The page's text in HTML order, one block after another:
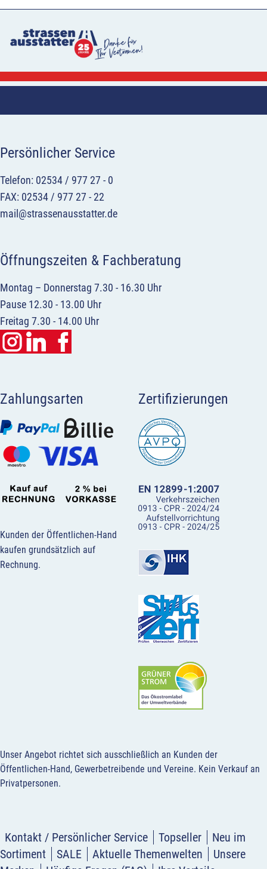
Persönlicher Service
Telefon: 02534 / 977 27 - 0
FAX: 02534 / 977 27 - 22
mail@strassenausstatter.de
Öffnungszeiten & Fachberatung
Montag – Donnerstag 7.30 - 16.30 Uhr
Pause 12.30 - 13.00 Uhr
Freitag 7.30 - 14.00 Uhr
Zahlungsarten
Kunden der Öffentlichen-Hand
kaufen grundsätzlich auf
Rechnung.
Zertifizierungen
Unser Angebot richtet sich ausschließlich an Kunden der
Öffentlichen-Hand, Gewerbetreibende und Vereine. Kein Verkauf an
Privatpersonen.
Kontakt / Persönlicher Service Topseller
Neu im
Sortiment
SALE Aktuelle Themenwelten
Unsere